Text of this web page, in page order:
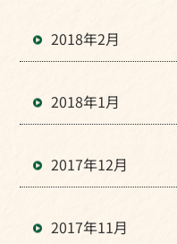
2018年2月
2018年1月
2017年12月
2017年11月